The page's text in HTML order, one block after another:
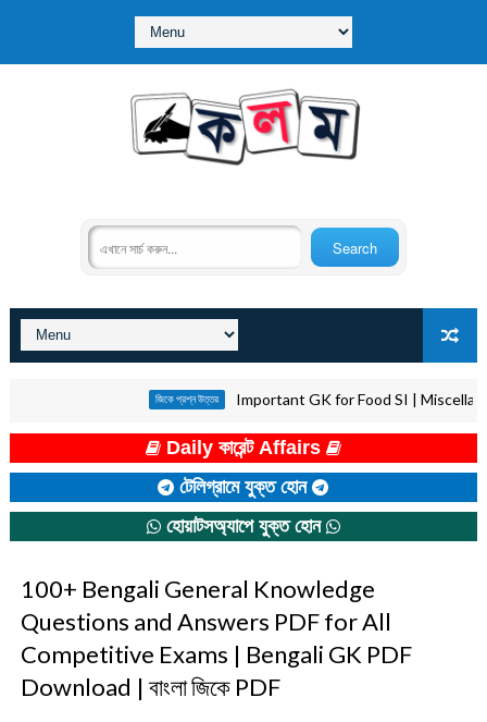
জিকে প্রশ্ন উত্তর Important GK for Food SI | Miscellaneous |
Daily কারেন্ট Affairs
টেলিগ্রামে যুক্ত হোন
হোয়াটসঅ্যাপে যুক্ত হোন
100+ Bengali General Knowledge
Questions and Answers PDF for All
Competitive Exams | Bengali GK PDF
Download | বাংলা জিকে PDF